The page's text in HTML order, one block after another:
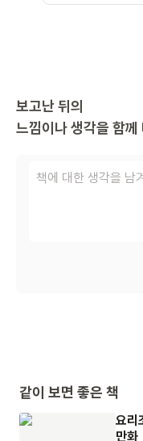
보고난 뒤의
느낌이나 생각을 함께
같이 보면 좋은 책
요리조
만화